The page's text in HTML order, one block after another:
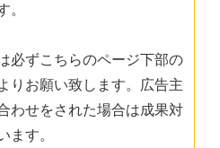
。
必ずこちらのページ下部の
りお願い致します。広告主
わせをされた場合は成果対
ます。